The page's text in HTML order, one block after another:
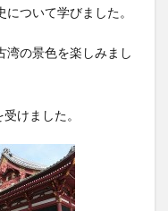
ついて学びました。
湾の景色を楽しみまし
けました。